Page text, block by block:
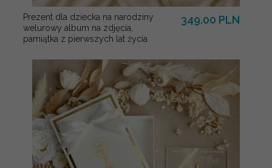
Prezent dla dziecka na narodziny
welurowy album na zdjęcia,
pamiątka z pierwszych lat życia
349.00 PLN